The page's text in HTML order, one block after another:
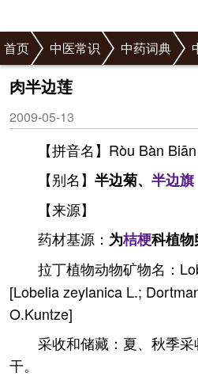
首页 中医常识 中药词典
肉半边莲
2009-05-13
【拼音名】Ròu Bàn
【别名】 半边菊、 半边旗
【来源】
药材基源： 为桔梗科植
拉丁植物动物矿物名：
[Lobelia zeylanica L.;
O.Kuntze]
采收和储藏：夏、秋季
干。